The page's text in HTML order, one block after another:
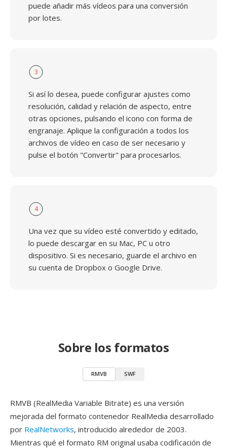
puede añadir más vídeos para una conversión
por lotes.
3
Si así lo desea, puede configurar ajustes como
resolución, calidad y relación de aspecto, entre
otras opciones, pulsando el icono con forma de
engranaje. Aplique la configuración a todos los
archivos de vídeo en caso de ser necesario y
pulse el botón "Convertir" para procesarlos.
4
Una vez que su vídeo esté convertido y editado,
lo puede descargar en su Mac, PC u otro
dispositivo. Si es necesario, guarde el archivo en
su cuenta de Dropbox o Google Drive.
Sobre los formatos
RMVB SWF
RMVB (RealMedia Variable Bitrate) es una versión
mejorada del formato contenedor RealMedia desarrollado
por RealNetworks, introducido alrededor de 2003.
Mientras qué el formato RM original usaba codificación de